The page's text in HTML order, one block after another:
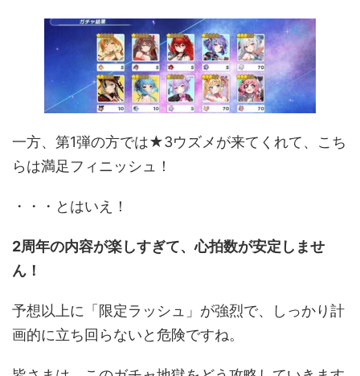
一方、第1弾の方では★3ウズメが来てくれて、こち
らは満足フィニッシュ！
・・・とはいえ！
2周年の内容が楽しすぎて、心拍数が安定しませ
ん！
予想以上に「限定ラッシュ」が強烈で、しっかり計
画的に立ち回らないと危険ですね。